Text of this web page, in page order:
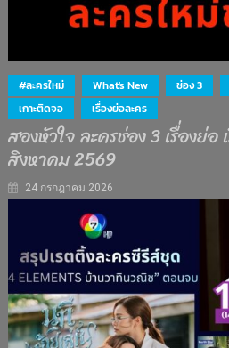
#ละครใหม่ What's New ช่อง 3
เกาะติดจอ
เรื่องย่อละคร
สองหัวใจ ละครช่อง 3 เรื่องย่อ
สิงหาคม 2569
24 กรกฎาคม 2026